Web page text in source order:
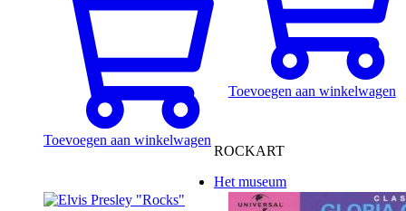
Toevoegen aan winkelwagen
Toevoegen aan winkelwagen
ROCKART
Het museum